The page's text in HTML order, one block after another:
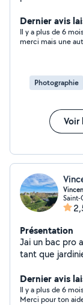
Dernier avis
Il y a plus de 6
merci mais une
Photographie
Voir
Saint-
Présentation
Jai un bac pro
tant que
Dernier avis
Il y a plus de 6
Merci pour ton